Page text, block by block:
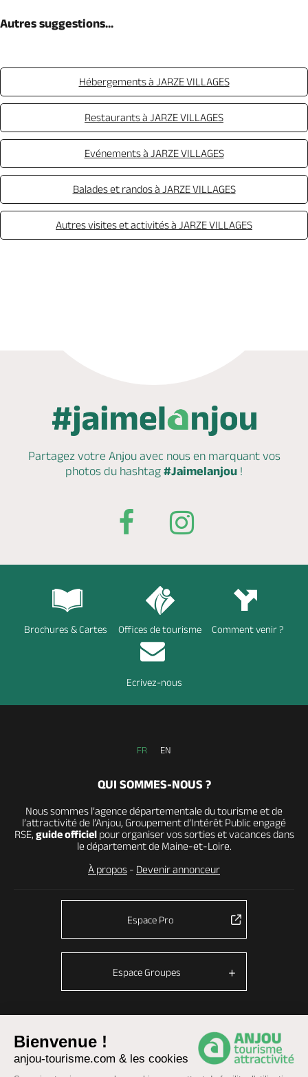
Bienvenue !
anjou-tourisme.com & les cookies
Autres suggestions...
Hébergements à JARZE VILLAGES
Restaurants à JARZE VILLAGES
Evénements à JARZE VILLAGES
Balades et randos à JARZE VILLAGES
Autres visites et activités à JARZE VILLAGES
Partagez votre Anjou avec nous en marquantvos
photos du hashtag #Jaimelanjou !
Brochures & Cartes Offices de tourisme Comment venir ?
Ecrivez-nous
FR EN
QUI SOMMES-NOUS ?
Nous sommes l’agence départementale du tourisme et de
l’attractivité de l’Anjou, Groupement d’Intérêt Public engagé
RSE, guide officielpour organiser vos sorties et vacances dans
le département de Maine-et-Loire.
À propos - Devenir annonceur
Espace Pro
Espace Groupes
© Anjou tourisme 2026 - Fonctionnement du site
Mentions légales-Données personnelles-Cookies
CGU Réservation
Accessibilité : partiellement conforme